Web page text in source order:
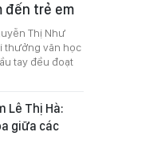
đến trẻ em
Thị Như
thưởng văn học
tay đều đoạt
Lê Thị Hà:
giữa các